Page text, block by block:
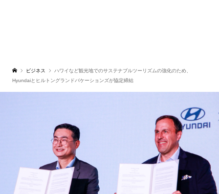
ビジネス
ハワイなど観光地でのサステナブルツーリズムの強化のため、
Hyundaiとヒルトングランドバケーションズが協定締結